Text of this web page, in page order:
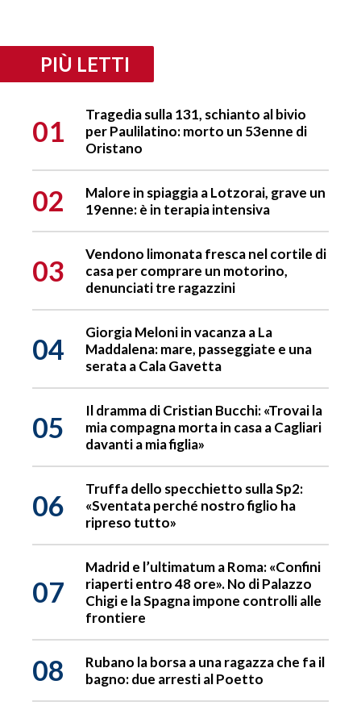
PIÙ LETTI
01
Tragedia sulla 131, schianto al bivio
per Paulilatino: morto un 53enne di
Oristano
02
Malore in spiaggia a Lotzorai, grave un
19enne: è in terapia intensiva
03
Vendono limonata fresca nel cortile di
casa per comprare un motorino,
denunciati tre ragazzini
04
Giorgia Meloni in vacanza a La
Maddalena: mare, passeggiate e una
serata a Cala Gavetta
05
Il dramma di Cristian Bucchi: «Trovai la
mia compagna morta in casa a Cagliari
davanti a mia figlia»
06
Truffa dello specchietto sulla Sp2:
«Sventata perché nostro figlio ha
ripreso tutto»
07
Madrid e l’ultimatum a Roma: «Confini
riaperti entro 48 ore». No di Palazzo
Chigi e la Spagna impone controlli alle
frontiere
08
Rubano la borsa a una ragazza che fa il
bagno: due arresti al Poetto